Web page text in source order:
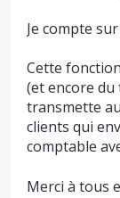
Je compte
Cette
(et encore
transmette
clients qui
comptable
Merci à tous